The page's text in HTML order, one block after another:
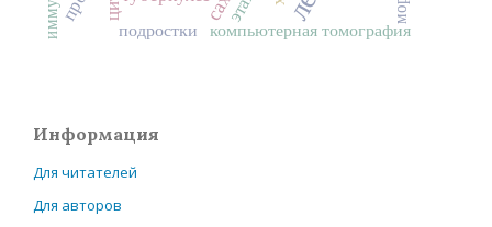
компьютерная томография
подростки
Информация
Для читателей
Для авторов